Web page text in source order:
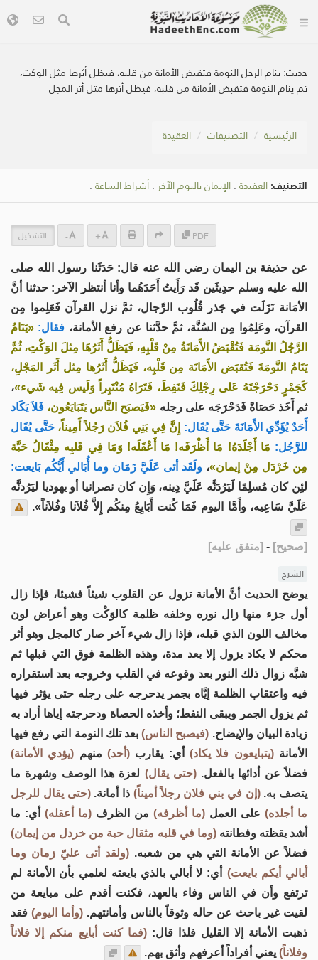
حديث:ينام الرجل النومة فتقبض الأمانة من قلبه، فيظل أثرها مثل الوكت،
ثم ينام النومة فتقبض الأمانة من قلبه، فيظل أثرها مثل أثر المجل
الرئيسية التصنيفات العقيدة
التصنيف: العقيدة . الإيمان باليوم الآخر . أشراط الساعة .
PDF
+
- التشكيل
عن حذيفة بن اليمان رضي الله عنه قال: حَدَثَنا رسول الله صلى
الله عليه وسلم حدِيثَين قَد رَأَيتُ أَحَدَهُما وأنا أنتظر الآخر: حدثنا أنَّ
الأمَانة نَزَلَت في جَذر قُلُوب الرِّجال، ثمَّ نزل القرآن فَعَلِموا مِن
القرآن، وعَلِمُوا مِن السُنَّة، ثمَّ حدَّثنا عن رفع الأمانة، فقال: «يَنَامُ
الرَّجُلُ النَّومَة فَتُقْبَضُ الأَمَانَةُ مِنْ قَلْبِهِ، فَيَظَلُّ أَثَرُهَا مِثلَ الوَكْتِ، ثُمَّ
يَنَامُ النَّومَةَ فَتُقبَض الأَمَانَة مِن قَلْبِه، فَيَظَلُّ أَثَرُها مِثل أَثَر المَجْلِ،
كَجَمْرٍ دَحْرَجْتَهُ عَلى رِجْلِكَ فَنَفِطَ، فَتَرَاهُ مُنْتَبِراً وَلَيس فِيه شَيء»،
ثم أَخَذ حَصَاةً فَدَحْرَجَه على رجله «فَيَصبَح النَّاس يَتَبَايَعُون، فَلاَ يَكَاد
أَحَدٌ يُؤَدِّي الأَمَانَةَ حَتَّى يُقَال: إِنَّ فِي بَنِي فُلاَن رَجُلاً أَمِيناً، حَتَّى يُقَال
للرَّجُل: مَا أَجْلَدَهُ! مَا أَظْرَفَه! مَا أَعْقَلَه! وَمَا فِي قَلبِه مِثْقَالُ حَبَّة
مِن خَرْدَل مِنْ إيمان»، ولَقَد أتى عَلَيَّ زَمَان وما أُبَالي أَيُّكُم بَايعت:
لئِن كان مُسلِمًا لَيَرُدَنَّه عَلَيَّ دِينه، وَإِن كان نصرانيا أو يهوديا ليَرُدنَّه
عَلَيَّ سَاعِيه، وأَمَّا اليوم فَمَا كُنت أَبَايِعُ مِنكُم إِلاَّ فُلاَنا وفُلاَناً».
[صحيح]
-
[متفق عليه]
الشرح
يوضح الحديث أنَّ الأمانة تزول عن القلوب شيئاً فشيئا، فإذا زال
أول جزء منها زال نوره وخلفه ظلمة كالوَكْت وهو أعراض لون
مخالف اللون الذي قبله، فإذا زال شيء آخر صار كالمجل وهو أثر
محكم لا يكاد يزول إلا بعد مدة، وهذه الظلمة فوق التي قبلها ثم
شبَّه زوال ذلك النور بعد وقوعه في القلب وخروجه بعد استقراره
فيه واعتقاب الظلمة إيَّاه بجمر يدحرجه على رجله حتى يؤثر فيها
ثم يزول الجمر ويبقى النفط؛ وأخذه الحصاة ودحرجته إياها أراد به
زيادة البيان والإيضاح. (فيصبح الناس)بعد تلك النومة التي رفع فيها
الأمانة(يتبايعون فلا يكاد)أي: يقارب (أحد)منهم (يؤدي الأمانة)
فضلاً عن أدائها بالفعل.(حتى يقال) لعزة هذا الوصف وشهرة ما
يتصف به.(إن في بني فلان رجلاً أميناً) ذا أمانة.(حتى يقال للرجل
ما أجلده) على العمل (ما أظرفه) من الظرف (ما أعقله) أي: ما
أشد يقظته وفطانته(وما في قلبه مثقال حبة من خردل من إيمان)
فضلاً عن الأمانة التي هي من شعبه. (ولقد أتى عليّ زمان وما
أبالي أيكم بايعت) أي: لا أبالي بالذي بايعته لعلمي بأن الأمانة لم
ترتفع وأن في الناس وفاء بالعهد، فكنت أقدم على مبايعة من
لقيت غير باحث عن حاله وثوقاً بالناس وأمانتهم. (وأما اليوم) فقد
ذهبت الأمانة إلا القليل فلذا قال:(فما كنت أبايع منكم إلا فلاناً
وفلاناً) يعني أفراداً أعرفهم وأثق بهم.